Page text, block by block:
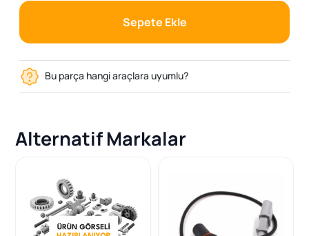
Sepete Ekle
Bu parça hangi araçlara uyumlu?
Alternatif Markalar